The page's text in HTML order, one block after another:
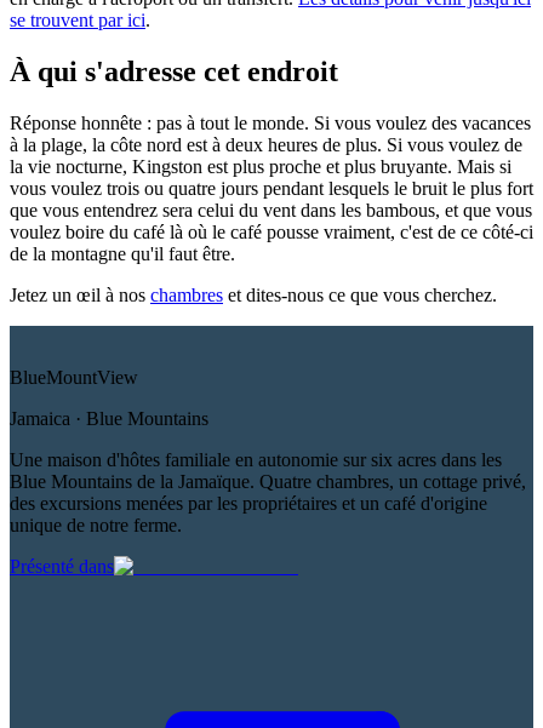
se trouvent par ici.
À qui s'adresse cet endroit
Réponse honnête : pas à tout le monde. Si vous voulez des vacances
à la plage, la côte nord est à deux heures de plus. Si vous voulez de
la vie nocturne, Kingston est plus proche et plus bruyante. Mais si
vous voulez trois ou quatre jours pendant lesquels le bruit le plus fort
que vous entendrez sera celui du vent dans les bambous, et que vous
voulez boire du café là où le café pousse vraiment, c'est de ce côté-ci
de la montagne qu'il faut être.
Jetez un œil à nos chambres et dites-nous ce que vous cherchez.
BlueMountView
Jamaica · Blue Mountains
Une maison d'hôtes familiale en autonomie sur six acres dans les
Blue Mountains de la Jamaïque. Quatre chambres, un cottage privé,
des excursions menées par les propriétaires et un café d'origine
unique de notre ferme.
Présenté dans